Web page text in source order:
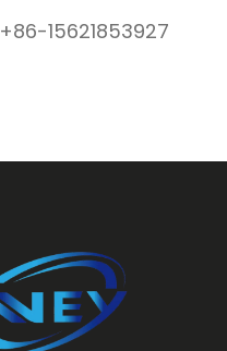
+86-15621853927